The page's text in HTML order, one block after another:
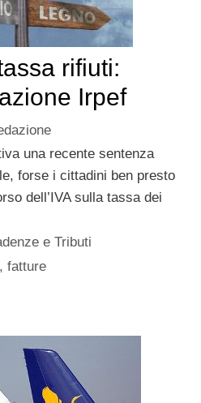
rifiuti:
Irpef
una recente sentenza
forse i cittadini ben presto
dell’IVA sulla tassa dei
e Tributi
,fatture